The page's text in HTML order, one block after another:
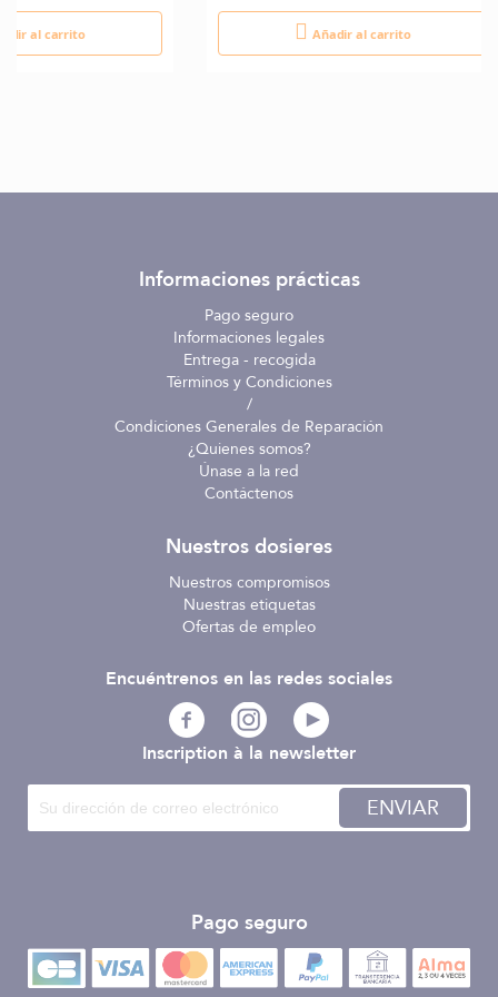
al carrito Añadir al carrito
Informaciones prácticas
Pago seguro
Informaciones legales
Entrega - recogida
Términos y Condiciones
/
Condiciones Generales de Reparación
¿Quienes somos?
Únase a la red
Contáctenos
Nuestros dosieres
Nuestros compromisos
Nuestras etiquetas
Ofertas de empleo
Inscription à la newsletter
ENVIAR
Pago seguro
Encuéntrenos en las redes sociales